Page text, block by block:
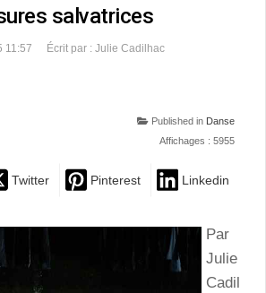
salvatrices
11:57 Écrit par : Julie Cadilhac
Published in Danse
Affichages : 5955
Twitter Pinterest Linkedin
Par
Julie
Cadil